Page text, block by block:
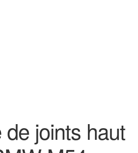
de joints haut